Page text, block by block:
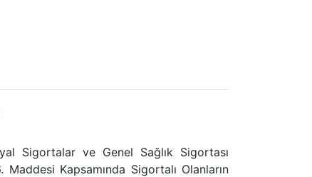
Sigortalar ve Genel Sağlık Sigortası
Maddesi Kapsamında Sigortalı Olanların